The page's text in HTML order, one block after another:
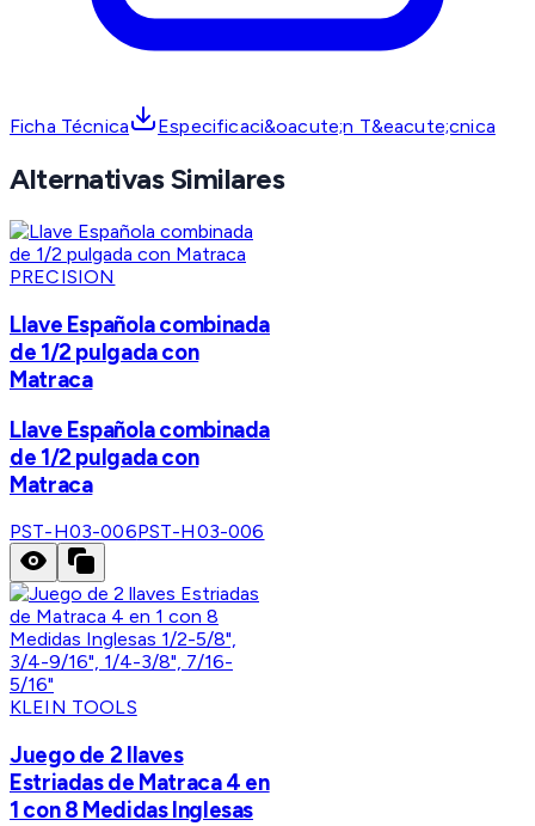
Ficha Técnica Especificaci&oacute;n T&eacute;cnica
Alternativas Similares
PRECISION
Llave Española combinada
de 1/2 pulgada con
Matraca
Llave Española combinada
de 1/2 pulgada con
Matraca
PST-H03-006PST-H03-006
KLEIN TOOLS
Juego de 2 llaves
Estriadas de Matraca 4 en
1 con 8 Medidas Inglesas